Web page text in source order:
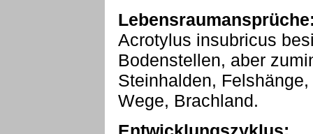
Acrotylus insubricus
Bodenstellen, aber
Steinhalden,
Wege, Brachland.